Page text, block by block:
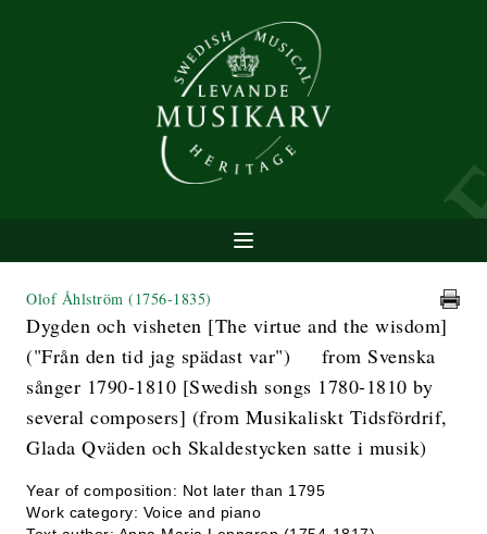
Olof Åhlström (1756-1835)
Dygden och visheten [The virtue and the wisdom]
("Från den tid jag spädast var") from Svenska
sånger 1790-1810 [Swedish songs 1780-1810 by
several composers] (from Musikaliskt Tidsfördrif,
Glada Qväden och Skaldestycken satte i musik)
Year of composition: Not later than 1795
Work category: Voice and piano